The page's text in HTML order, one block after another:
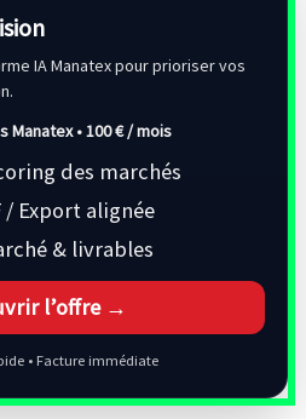
IA Manatex pour prioriser vos
Manatex •100 € / mois
des marchés
/ Export alignée
& livrables
l’offre →
• Facture immédiate